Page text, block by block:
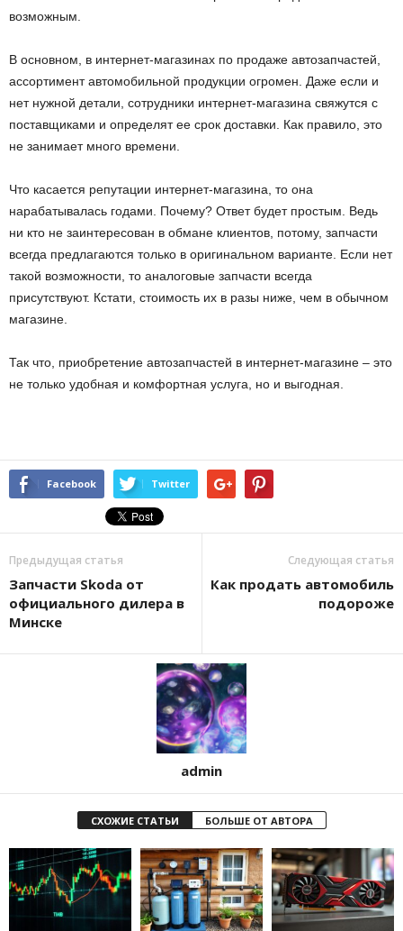
возможным.
В основном, в интернет-магазинах по продаже автозапчастей,
ассортимент автомобильной продукции огромен. Даже если и
нет нужной детали, сотрудники интернет-магазина свяжутся с
поставщиками и определят ее срок доставки. Как правило, это
не занимает много времени.
Что касается репутации интернет-магазина, то она
нарабатывалась годами. Почему? Ответ будет простым. Ведь
ни кто не заинтересован в обмане клиентов, потому, запчасти
всегда предлагаются только в оригинальном варианте. Если нет
такой возможности, то аналоговые запчасти всегда
присутствуют. Кстати, стоимость их в разы ниже, чем в обычном
магазине.
Так что, приобретение автозапчастей в интернет-магазине – это
не только удобная и комфортная услуга, но и выгодная.
Facebook Twitter
Предыдущая статья
Запчасти Skoda от
официального дилера в
Минске
Следующая статья
Как продать автомобиль
подороже
admin
СХОЖИЕ СТАТЬИ БОЛЬШЕ ОТ АВТОРА